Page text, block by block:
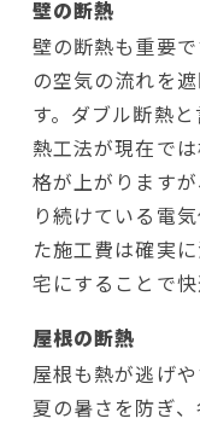
壁の断熱
壁の断熱も重要
の空気の流れを
す。ダブル断熱
熱工法が現在で
格が上がります
り続けている電
た施工費は確実
宅にすることで
屋根の断熱
屋根も熱が逃げ
夏の暑さを防ぎ